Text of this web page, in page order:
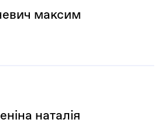
максим
наталія